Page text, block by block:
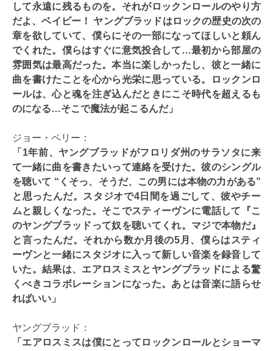
して永遠に残るものを。それがロックンロールのやり方
だよ、ベイビー！ ヤングブラッドはロックの歴史の次の
章を欲していて、僕らにその一部になってほしいと頼ん
でくれた。僕らはすぐに意気投合して…最初から部屋の
雰囲気は最高だった。本当に楽しかったし、彼と一緒に
曲を書けたことを心から光栄に思っている。ロックンロ
ールは、心と魂を注ぎ込んだときにこそ時代を超えるも
のになる…そこで魔法が起こるんだ」
ジョー・ペリー：
「1年前、ヤングブラッドがフロリダ州のサラソタに来
て一緒に曲を書きたいって連絡を受けた。彼のシングル
を聴いて “くそっ、そうだ、この男には本物の力がある”
と思ったんだ。スタジオで4日間を過ごして、彼やチー
ムと親しくなった。そこでスティーヴンに電話して『こ
のヤングブラッドって奴を聴いてくれ。マジで本物だ』
と言ったんだ。それから数か月後の5月、僕らはスティ
ーヴンと一緒にスタジオに入って新しい音楽を録音して
いた。結果は、エアロスミスとヤングブラッドによる驚
くべきコラボレーションになった。あとは音楽に語らせ
ればいい」
ヤングブラッド：
「エアロスミスは僕にとってロックンロールとショーマ